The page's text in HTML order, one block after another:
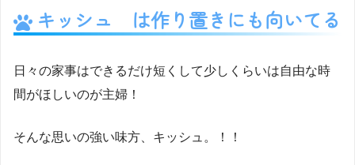
キッシュ は作り置きにも向いてる
日々の家事はできるだけ短くして少しくらいは自由な時
間がほしいのが主婦！
そんな思いの強い味方、キッシュ。！！